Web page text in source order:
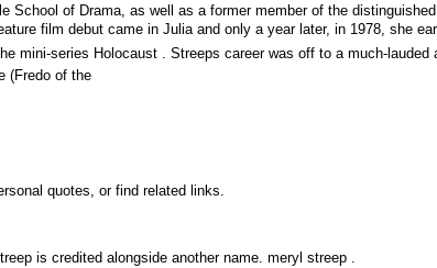
of Drama, as well as a former member of the
film debut came in Julia and only a year later, in 1978, she
series Holocaust . Streeps career was off to a much-
(Fredo of the
quotes, or find related links.
is credited alongside another name. meryl streep .